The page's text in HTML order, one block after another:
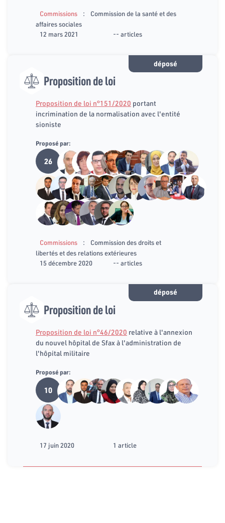
Commissions :
Commission de la santé et des
affaires sociales
12 mars 2021
-- articles
déposé
Proposition de loi
Proposition de loi n°151/2020 portant
incrimination de la normalisation avec l'entité
sioniste
Proposé par:
26
Commissions :
Commission des droits et
libertés et des relations extérieures
15 décembre 2020
-- articles
déposé
Proposition de loi
Proposition de loi n°46/2020 relative à l'annexion
du nouvel hôpital de Sfax à l'administration de
l'hôpital militaire
Proposé par:
10
17 juin 2020 1 article